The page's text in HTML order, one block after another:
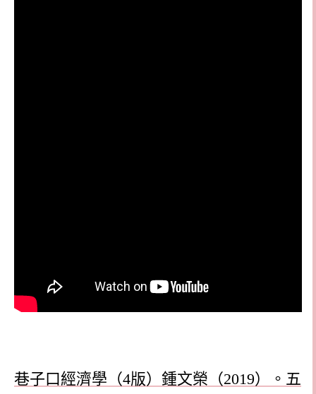
巷子口經濟學（4版）鍾文榮（2019）。五